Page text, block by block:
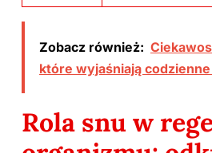
Zobacz również:
które wyjaśniają
Rola snu w